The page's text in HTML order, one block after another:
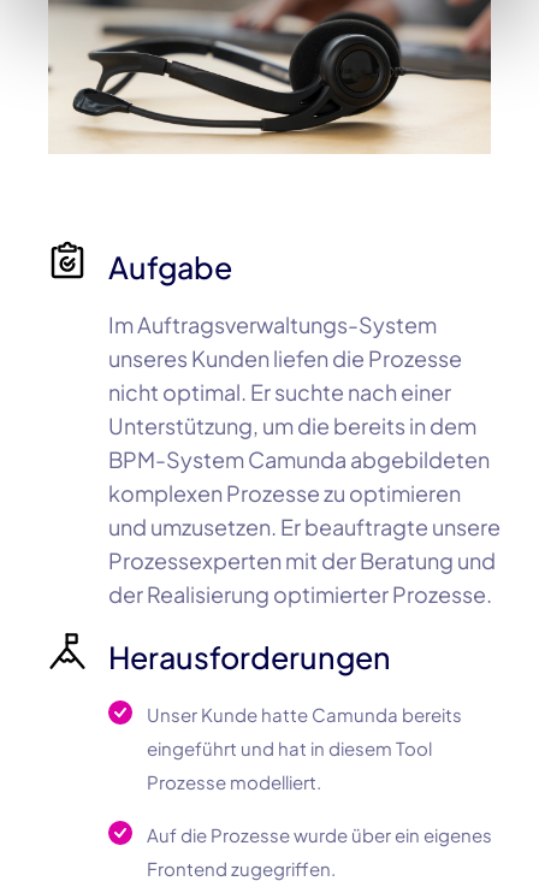
Aufgabe
ImAuftragsverwaltungs-System
unseres Kunden liefen die Prozesse
nicht optimal. Er suchte nach einer
Unterstützung, um die bereits in dem
BPM-SystemCamunda abgebildeten
komplexen Prozesse zu optimieren
und umzusetzen. Er beauftragte unsere
Prozessexperten mit der Beratung und
der Realisierung optimierter Prozesse.
Herausforderungen
Unser Kunde hatte Camunda bereits
eingeführt und hat in diesem Tool
Prozesse modelliert.
Auf die Prozesse wurde über ein eigenes
Frontend zugegriffen.